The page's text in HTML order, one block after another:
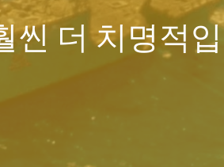
씬 더 치명적